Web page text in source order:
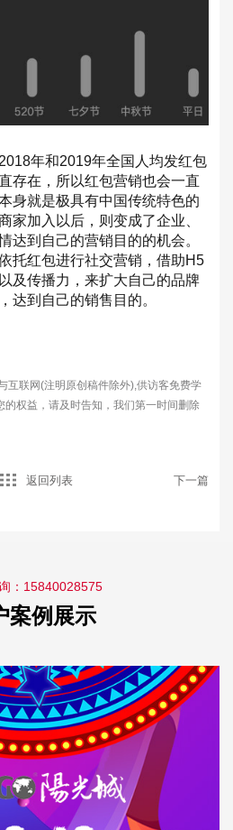
年和2019年全国人均发红包
存在，所以红包营销也会一直
身就是极具有中国传统特色的
家加入以后，则变成了企业、
达到自己的营销目的的机会。
托红包进行社交营销，借助H5
及传播力，来扩大自己的品牌
达到自己的销售目的。
互联网(注明原创稿件除外),供访客免费学
的权益，请及时告知，我们第一时间删除
返回列表 下一篇
：15840028575
案例展示